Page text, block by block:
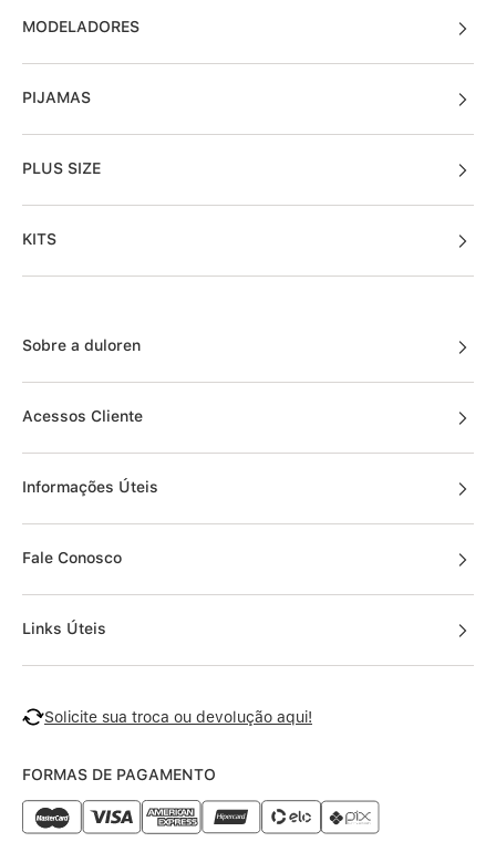
MODELADORES
PIJAMAS
PLUS SIZE
KITS
Sobre a duloren
Acessos Cliente
Informações Úteis
Fale Conosco
Links Úteis
Solicite sua troca ou devolução aqui!
FORMAS DE PAGAMENTO